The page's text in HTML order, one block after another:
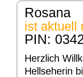
Rosana
ist aktuell
PIN:
Herzlich
Hellseherin